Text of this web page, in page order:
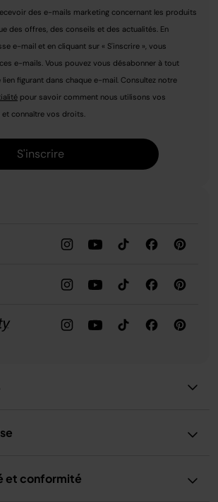
et conformité
des e-mails marketing concernant les produits
des offres, des conseils et des actualités. En
e-mail et en cliquant sur « S'inscrire », vous
e-mails. Vous pouvez vous désabonner à tout
figurant dans chaque e-mail. Consultez notre
pour savoir comment nous utilisons vos
connaître vos droits.
S'inscrire